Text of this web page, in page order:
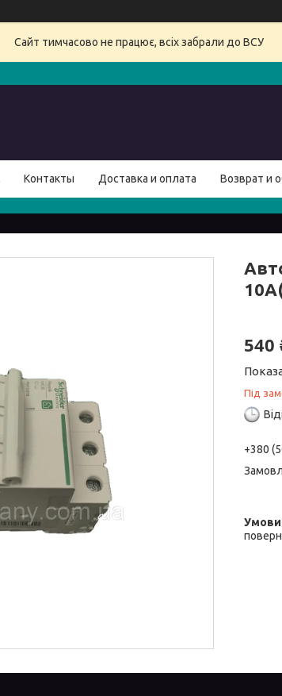
Сайт тимчасово не працює, всіх забрали до ВСУ
Контакты Доставка и оплата Возврат и
540
Під
+380